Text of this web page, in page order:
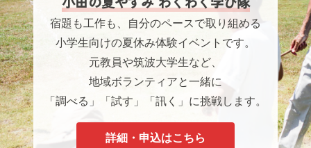
宿題も工作も、自分のペースで取り組める
小学生向けの夏休み体験イベントです。
元教員や筑波大学生など、
地域ボランティアと一緒に
「調べる」「試す」「訊く」に挑戦します。
詳細・申込はこちら